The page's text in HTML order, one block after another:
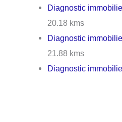
Diagnostic
20.18 kms
Diagnostic
21.88 kms
Diagnostic